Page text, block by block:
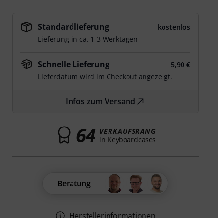
Standardlieferung
kostenlos
Lieferung in ca. 1-3 Werktagen
Schnelle Lieferung
5,90 €
Lieferdatum wird im Checkout angezeigt.
Infos zum Versand
64 VERKAUFSRANG
in Keyboardcases
Beratung
Herstellerinformationen